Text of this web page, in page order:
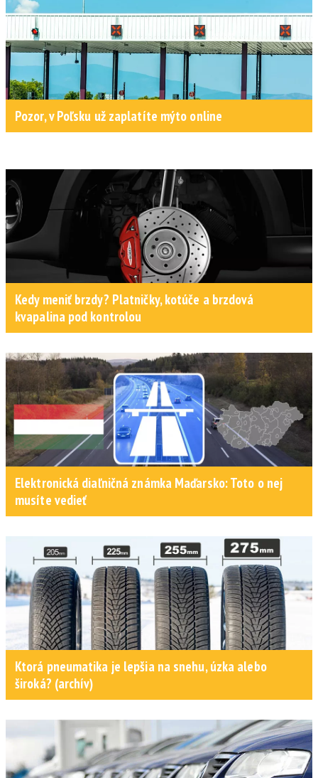
Pozor, v Poľsku už zaplatíte mýto online
Kedy meniť brzdy? Platničky, kotúče a brzdová
kvapalina pod kontrolou
Elektronická diaľničná známka Maďarsko: Toto o nej
musíte vedieť
Ktorá pneumatika je lepšia na snehu, úzka alebo
široká? (archív)